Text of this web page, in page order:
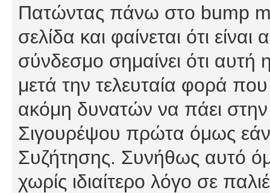
Πατώντας πάνω στο bump
σελίδα και φαίνεται ότι
σύνδεσμο σημαίνει ότι αυτή
μετά την τελευταία φορά που
ακόμη δυνατών να πάει
Σιγουρέψου πρώτα όμως εάν
Συζήτησης. Συνήθως αυτό
χωρίς ιδιαίτερο λόγο σε